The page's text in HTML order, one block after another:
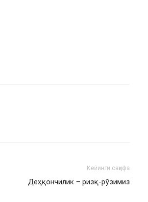
Кейинги саҳифа
Деҳқончилик – ризқ-рўзимиз